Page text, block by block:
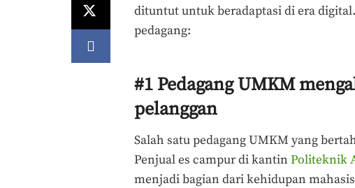
dituntut untuk beradaptasi di era
pedagang:
#1 Pedagang UMKM
pelanggan
Salah satu pedagang UMKM yang
Penjual es campur di kantin Politeknik
menjadi bagian dari kehidupan